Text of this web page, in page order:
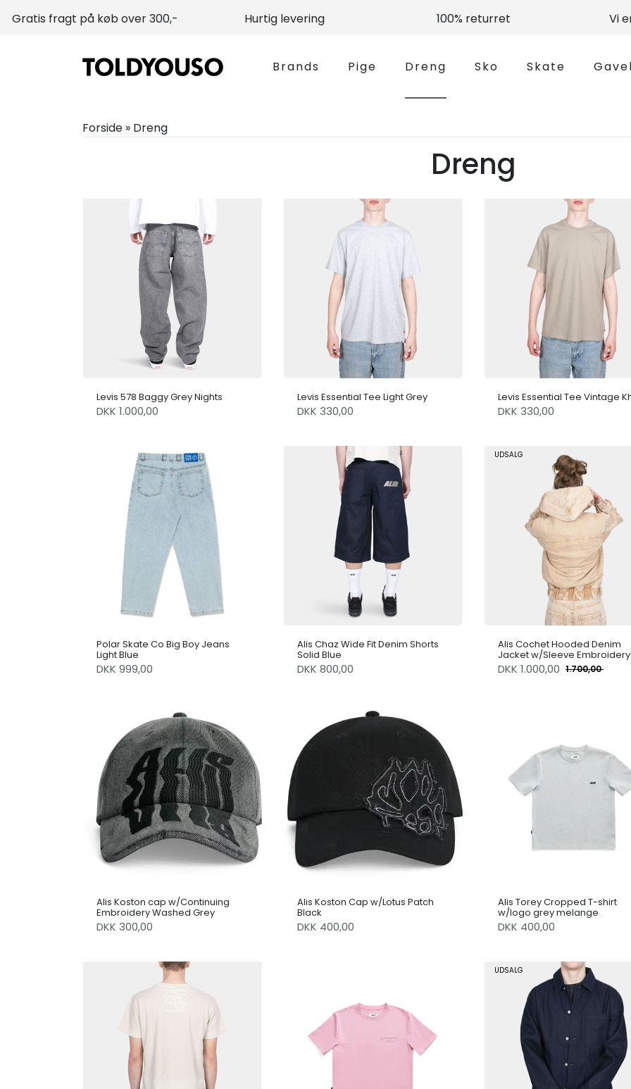
Gratis fragt på køb over 300,- Hurtig levering 100% returret Vi
Brands Pige Dreng Sko Skate
Forside » Dreng
Dreng
Levis 578 Baggy Grey Nights
DKK 1.000,00
Levis Essential Tee Light Grey
DKK 330,00
Levis Essential Tee Vintage
DKK 330,00
Polar Skate Co Big Boy Jeans
Light Blue
DKK 999,00
Alis Chaz Wide Fit Denim Shorts
Solid Blue
DKK 800,00
UDSALG
Alis Cochet Hooded Denim
Jacket w/Sleeve Embroidery
Faded Sand
DKK 1.000,00 1.700,00
Alis Koston cap w/Continuing
Embroidery Washed Grey
DKK 300,00
Alis Koston Cap w/Lotus Patch
Black
DKK 400,00
Alis Torey Cropped T-shirt
w/logo grey melange
DKK 400,00
UDSALG